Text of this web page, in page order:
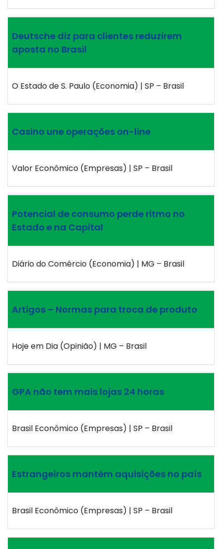
Deutsche diz para clientes reduzirem
aposta no Brasil
O Estado de S. Paulo (Economia) | SP – Brasil
Casino une operações on-line
Valor Econômico (Empresas) | SP – Brasil
Potencial de consumo perde ritmo no
Estado e na Capital
Diário do Comércio (Economia) | MG – Brasil
Artigos – Normas para troca de produto
Hoje em Dia (Opinião) | MG – Brasil
GPA não tem mais lojas 24 horas
Brasil Econômico (Empresas) | SP – Brasil
Estrangeiros mantém aquisições no país
Brasil Econômico (Empresas) | SP – Brasil